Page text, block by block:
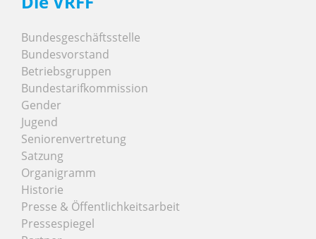
Bundesgeschäftsstelle
Bundesvorstand
Betriebsgruppen
Bundestarifkommission
Gender
Jugend
Seniorenvertretung
Satzung
Organigramm
Historie
Presse & Öffentlichkeitsarbeit
Pressespiegel